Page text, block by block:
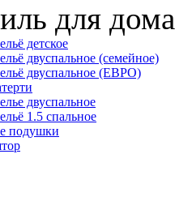
для дома
детское
двуспальное (семейное)
двуспальное (ЕВРО)
двуспальное
1.5 спальное
подушки